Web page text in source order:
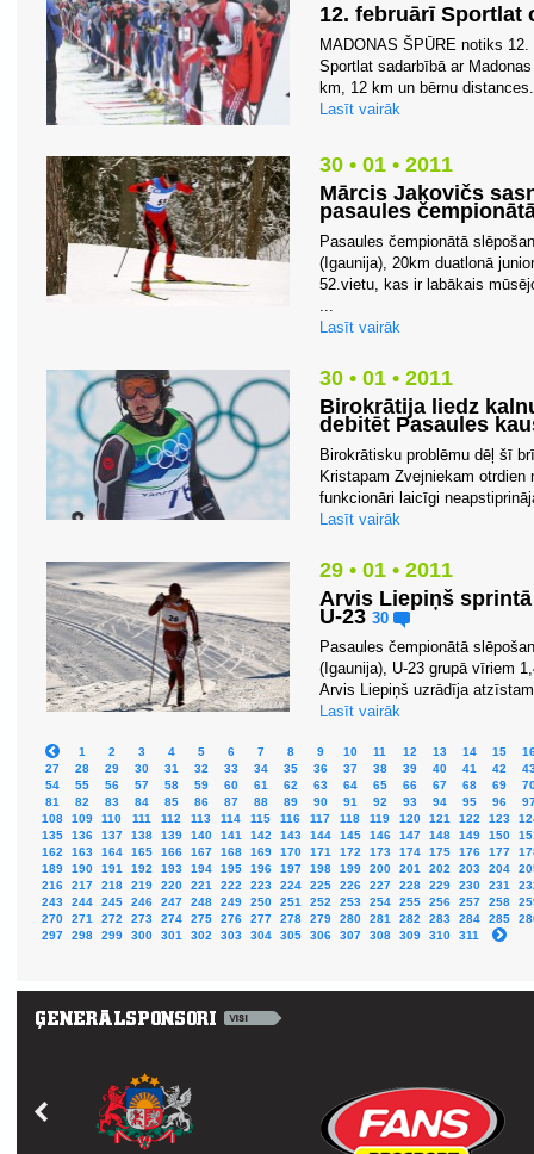
12. februārī Sportlat
MADONAS ŠPŪRE notiks
Sportlat sadarbībā ar
km, 12 km un bērnu
Lasīt vairāk
30 • 01 • 2011
Mārcis Jakovičs
pasaules
Pasaules čempionātā
(Igaunija), 20km duatlonā
52.vietu, kas ir labākais
...
Lasīt vairāk
30 • 01 • 2011
Birokrātija liedz
debitēt Pasaules
Birokrātisku problēmu dēļ šī
Kristapam Zvejniekam
funkcionāri laicīgi
Lasīt vairāk
29 • 01 • 2011
Arvis Liepiņš
U-23 30
Pasaules čempionātā
(Igaunija), U-23 grupā vīriem
Arvis Liepiņš uzrādīja
Lasīt vairāk
1 2 3 4 5 6 7 8 9 10 11 12 13 14 15
27
28 29 30 31 32 33 34 35 36 37 38 39 40 41 42
54
55 56 57 58 59 60 61 62 63 64 65 66 67 68 69
81
82 83 84 85 86 87 88 89 90 91 92 93 94 95 96
108
109 110 111 112 113 114 115 116 117 118 119 120 121 122 123
135
136 137 138 139 140 141 142 143 144 145 146 147 148 149 150
162
163 164 165 166 167 168 169 170 171 172 173 174 175 176 177
189
190 191 192 193 194 195 196 197 198 199 200 201 202 203 204
216
217 218 219 220 221 222 223 224 225 226 227 228 229 230 231
243
244 245 246 247 248 249 250 251 252 253 254 255 256 257 258
270
271 272 273 274 275 276 277 278 279 280 281 282 283 284 285
297
298 299 300 301 302 303 304 305 306 307 308 309 310 311